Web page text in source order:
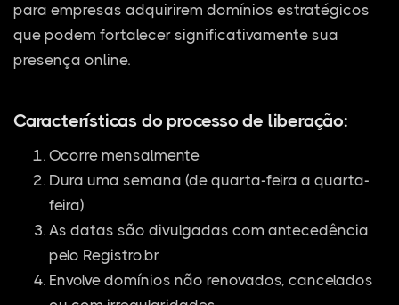
para empresas adquirirem domínios estratégicos
que podem fortalecer significativamente sua
presença online.
Características do processo de liberação:
Ocorre mensalmente
Dura uma semana (de quarta-feira a quarta-
feira)
As datas são divulgadas com antecedência
pelo Registro.br
Envolve domínios não renovados, cancelados